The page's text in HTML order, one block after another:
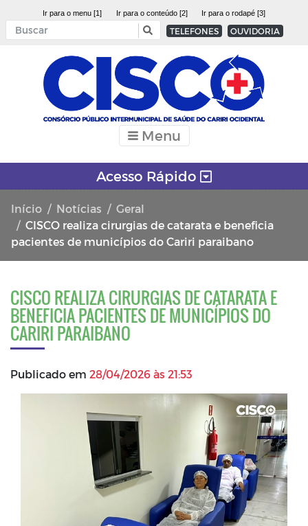
Ir para o menu [1] Ir para o conteúdo [2] Ir para o rodapé [3]
TELEFONES OUVIDORIA
Menu
Acesso Rápido
Início Notícias
Geral
CISCO realiza cirurgias de catarata e beneficia
pacientes de municípios do Cariri paraibano
CISCO REALIZA CIRURGIAS DE CATARATA E
BENEFICIA PACIENTES DE MUNICÍPIOS DO
CARIRI PARAIBANO
Publicado em 28/04/2026 às 21:53